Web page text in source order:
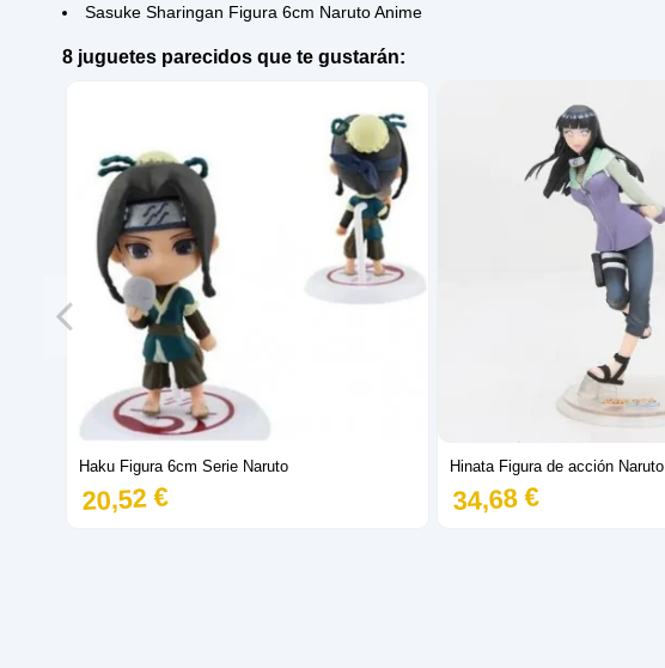
Sasuke Sharingan Figura 6cm Naruto Anime
8 juguetes parecidos que te gustarán:
Haku Figura 6cm Serie Naruto
20,52 €
Hinata Figura de acción
34,68 €